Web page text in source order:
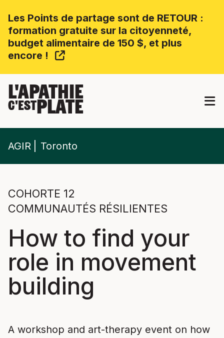
Les Points de partage sont de RETOUR :
formation gratuite sur la citoyenneté,
budget alimentaire de 150 $, et plus
encore !
L'APATHIE
C'ESTPLATE
AGIR Toronto
COHORTE 12
COMMUNAUTÉS RÉSILIENTES
How to find your
role in movement
building
A workshop and art-therapy event on how